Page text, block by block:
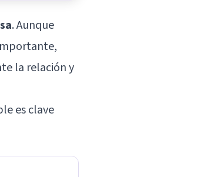
. Aunque
la relación y
es clave